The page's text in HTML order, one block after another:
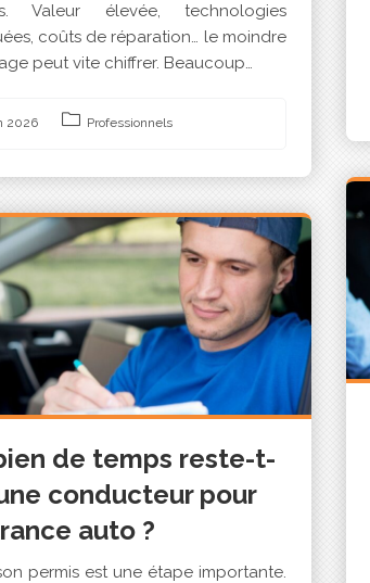
Valeur élevée, technologies
coûts de réparation… le moindre
peut vite chiffrer. Beaucoup…
2026 Professionnels
de temps reste-t-
conducteur pour
auto ?
permis est une étape importante.